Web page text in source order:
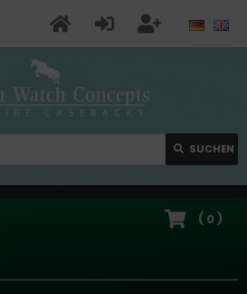
SUCHEN
( 0 )